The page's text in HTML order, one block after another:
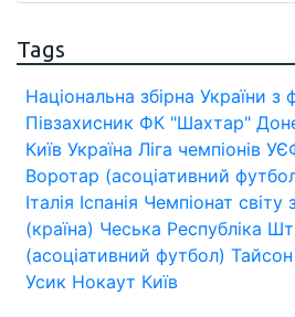
Tags
Національна збірна України з
Півзахисник ФК "Шахтар"
Київ Україна Ліга чемпіонів
Воротар (асоціативний
Італія Іспанія Чемпіонат світу
(країна) Чеська Республіка
(асоціативний футбол)
Усик Нокаут Київ